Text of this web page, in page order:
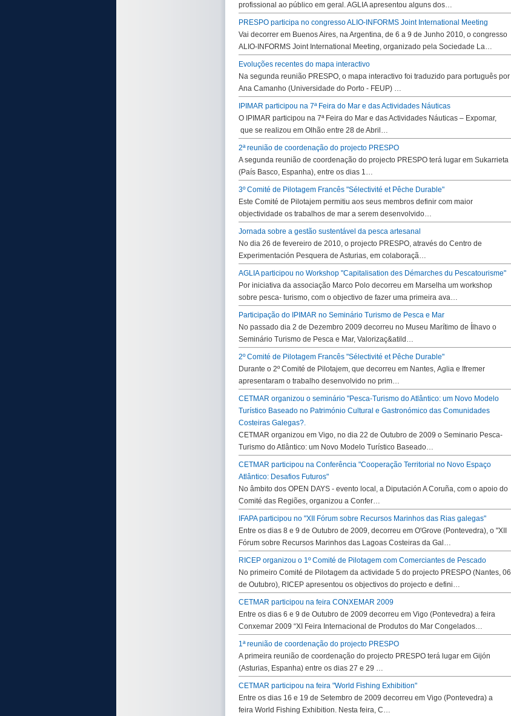
profissional ao público em geral. AGLIA apresentou alguns dos…
PRESPO participa no congresso ALIO-INFORMS Joint International Meeting
Vai decorrer em Buenos Aires, na Argentina, de 6 a 9 de Junho 2010, o congresso
ALIO-INFORMS Joint International Meeting, organizado pela Sociedade La…
Evoluções recentes do mapa interactivo
Na segunda reunião PRESPO, o mapa interactivo foi traduzido para português por
Ana Camanho (Universidade do Porto - FEUP) …
IPIMAR participou na 7ª Feira do Mar e das Actividades Náuticas
O IPIMAR participou na 7ª Feira do Mar e das Actividades Náuticas – Expomar,
que se realizou em Olhão entre 28 de Abril…
2ª reunião de coordenação do projecto PRESPO
A segunda reunião de coordenação do projecto PRESPO terá lugar em Sukarrieta
(País Basco, Espanha), entre os dias 1…
3º Comité de Pilotagem Francês "Sélectivité et Pêche Durable"
Este Comité de Pilotajem permitiu aos seus membros definir com maior
objectividade os trabalhos de mar a serem desenvolvido…
Jornada sobre a gestão sustentável da pesca artesanal
No dia 26 de fevereiro de 2010, o projecto PRESPO, através do Centro de
Experimentación Pesquera de Asturias, em colaboraçã…
AGLIA participou no Workshop "Capitalisation des Démarches du Pescatourisme"
Por iniciativa da associação Marco Polo decorreu em Marselha um workshop
sobre pesca- turismo, com o objectivo de fazer uma primeira ava…
Participação do IPIMAR no Seminário Turismo de Pesca e Mar
No passado dia 2 de Dezembro 2009 decorreu no Museu Marítimo de Ílhavo o
Seminário Turismo de Pesca e Mar, Valorizaç&atild…
2º Comité de Pilotagem Francês "Sélectivité et Pêche Durable"
Durante o 2º Comité de Pilotajem, que decorreu em Nantes, Aglia e Ifremer
apresentaram o trabalho desenvolvido no prim…
CETMAR organizou o seminário "Pesca-Turismo do Atlântico: um Novo Modelo
Turístico Baseado no Património Cultural e Gastronómico das Comunidades
Costeiras Galegas?.
CETMAR organizou em Vigo, no dia 22 de Outubro de 2009 o Seminario Pesca-
Turismo do Atlântico: um Novo Modelo Turístico Baseado…
CETMAR participou na Conferência "Cooperação Territorial no Novo Espaço
Atlântico: Desafios Futuros"
No âmbito dos OPEN DAYS - evento local, a Diputación A Coruña, com o apoio do
Comité das Regiões, organizou a Confer…
IFAPA participou no "XII Fórum sobre Recursos Marinhos das Rias galegas"
Entre os dias 8 e 9 de Outubro de 2009, decorreu em O'Grove (Pontevedra), o "XII
Fórum sobre Recursos Marinhos das Lagoas Costeiras da Gal…
RICEP organizou o 1º Comité de Pilotagem com Comerciantes de Pescado
No primeiro Comité de Pilotagem da actividade 5 do projecto PRESPO (Nantes, 06
de Outubro), RICEP apresentou os objectivos do projecto e defini…
CETMAR participou na feira CONXEMAR 2009
Entre os dias 6 e 9 de Outubro de 2009 decorreu em Vigo (Pontevedra) a feira
Conxemar 2009 “XI Feira Internacional de Produtos do Mar Congelados…
1ª reunião de coordenação do projecto PRESPO
A primeira reunião de coordenação do projecto PRESPO terá lugar em Gijón
(Asturias, Espanha) entre os dias 27 e 29 …
CETMAR participou na feira "World Fishing Exhibition"
Entre os dias 16 e 19 de Setembro de 2009 decorreu em Vigo (Pontevedra) a
feira World Fishing Exhibition. Nesta feira, C…